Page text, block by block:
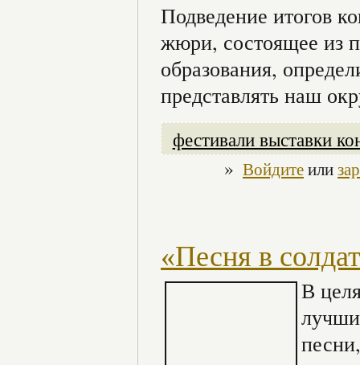
Подведение итогов
жюри, состоящее из
образования,
представлять наш
фестивали выставки
» Войдитеили
«Песня в
В